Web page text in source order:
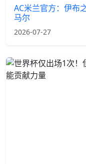
AC米兰官方：伊布
马尔
2026-07-27